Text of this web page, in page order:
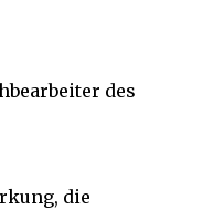
des
die